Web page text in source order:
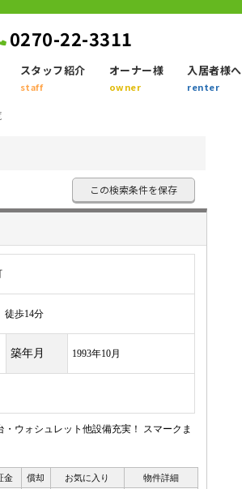
0270-22-3311
スタッフ紹介
staff
オーナー様
owner
入居者様へ
renter
この検索条件を保存
歩14分
築年月 1993年10月
ウォシュレット他設備充実！ スマークま
金 償却 お気に入り 物件詳細